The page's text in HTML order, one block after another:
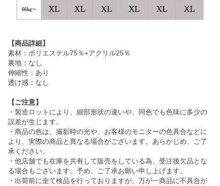
【商品詳細】
素材：ポリエステル75％+アクリル25％
裏地：なし
伸縮性：あり
透け感：なし
【ご注意】
・製造ロットにより、細部形状の違いや、同色でも色味に多少の
誤差が生じます。
・商品の色は、撮影時の光や、お客様のモニターの色具合などに
より、実際の商品と異なる場合がございます。あらかじめ、ご了
承ください。
・他店舗でも在庫を共有して販売をしている為、受注後欠品とな
る場合もございます。予め、ご了承お願い申し上げます。
・出荷前に全て検品を行っておりますが、万が一商品に不具合が